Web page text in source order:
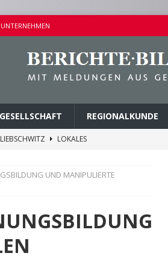
UNTERNEHMEN
GESELLSCHAFT REGIONALKUNDE
LOKALES
POLIZEIBERICHTE
LOKALES
UND MANIPULIERTE